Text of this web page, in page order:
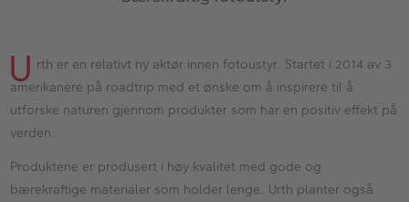
Merker
Bildeprodukter
U rth er en relativt ny aktør innen fotoustyr. Startet i 2014 av 3
amerikanere på roadtrip med et ønske om å inspirere til å
utforske naturen gjennom produkter som har en positiv effekt på
verden.
Produktene er produsert i høy kvalitet med gode og
bærekraftige materialer som holder lenge. Urth planter også